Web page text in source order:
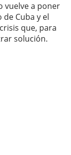
vuelve a poner
Cuba y el
que, para
solución.